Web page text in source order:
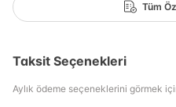
Tüm
Taksit Seçenekleri
Aylık ödeme seçeneklerini görmek